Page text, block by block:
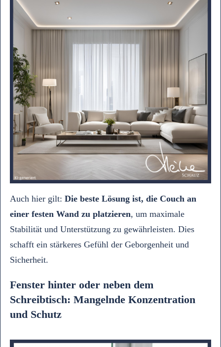
Auch hier gilt: Die beste Lösung ist, die Couch an
einer festen Wand zu platzieren, um maximale
Stabilität und Unterstützung zu gewährleisten. Dies
schafft ein stärkeres Gefühl der Geborgenheit und
Sicherheit.
Fenster hinter oder neben dem
Schreibtisch: Mangelnde Konzentration
und Schutz